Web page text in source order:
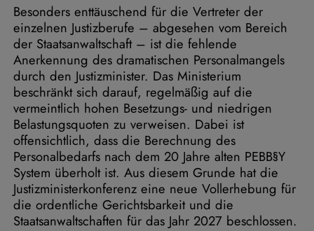
Besonders enttäuschend für die Vertreter der
einzelnen Justizberufe – abgesehen vom Bereich
der Staatsanwaltschaft – ist die fehlende
Anerkennung des dramatischen Personalmangels
durch den Justizminister. Das Ministerium
beschränkt sich darauf, regelmäßig auf die
vermeintlich hohen Besetzungs- und niedrigen
Belastungsquoten zu verweisen. Dabei ist
offensichtlich, dass die Berechnung des
Personalbedarfs nach dem 20 Jahre alten PEBB§Y
System überholt ist. Aus diesem Grunde hat die
Justizministerkonferenz eine neue Vollerhebung für
die ordentliche Gerichtsbarkeit und die
Staatsanwaltschaften für das Jahr 2027 beschlossen.